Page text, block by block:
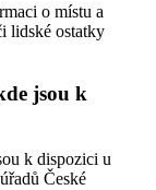
o místu a
lidské ostatky
jsou k
k dispozici u
České